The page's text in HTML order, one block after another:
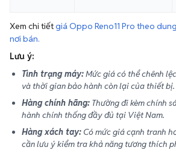
Xem chi tiếtgiá Oppo Reno11 Pro theo
nơi bán.
Lưu ý:
Tình trạng máy:Mức giá có thể chênh
và thời gian bảo hành còn lại của thiết bị.
Hàng chính hãng: Thường đi kèm chính
hành chính thống đầy đủ tại Việt Nam.
Hàng xách tay: Có mức giá cạnh tranh
cần lưu ý kiểm tra khả năng tương thích